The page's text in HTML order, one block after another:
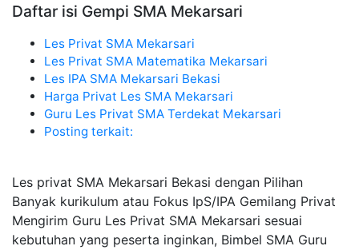
Daftar isi Gempi SMA Mekarsari
Les Privat SMA Mekarsari
Les Privat SMA Matematika Mekarsari
Les IPA SMA Mekarsari Bekasi
Harga Privat Les SMA Mekarsari
Guru Les Privat SMA Terdekat Mekarsari
Posting terkait:
Les privat SMA Mekarsari Bekasi dengan Pilihan
Banyak kurikulum atau Fokus IpS/IPA Gemilang Privat
Mengirim Guru Les Privat SMA Mekarsari sesuai
kebutuhan yang peserta inginkan, Bimbel SMA Guru